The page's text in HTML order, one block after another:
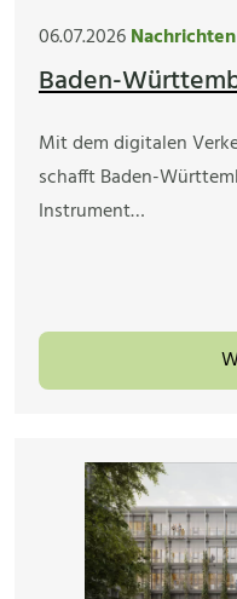
06.07.2026Nachrichten
Baden-
Mit dem digitalen
schafft Baden-
Instrument…